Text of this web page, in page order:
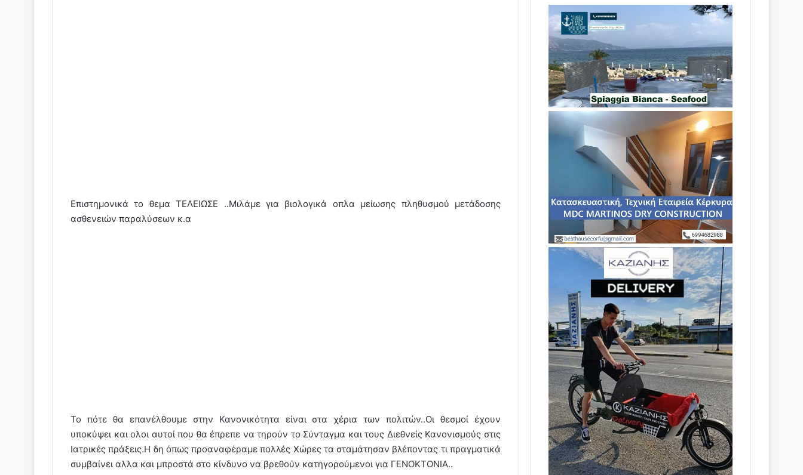
Επιστημονικά το θεμα ΤΕΛΕΙΩΣΕ ..Μιλάμε για βιολογικά οπλα μείωσης πληθυσμού μετάδοσης
ασθενειών παραλύσεων κ.α
Το πότε θα επανέλθουμε στην Κανονικότητα είναι στα χέρια των πολιτών..Οι θεσμοί έχουν
υποκύψει και ολοι αυτοί που θα έπρεπε να τηρούν το Σύνταγμα και τους Διεθνείς Κανονισμούς στις
Ιατρικές πράξεις.Η δη όπως προαναφέραμε πολλές Χώρες τα σταμάτησαν βλέποντας τι πραγματικά
συμβαίνει αλλα και μπροστά στο κίνδυνο να βρεθούν κατηγορούμενοι για ΓΕΝΟΚΤΟΝΙΑ..